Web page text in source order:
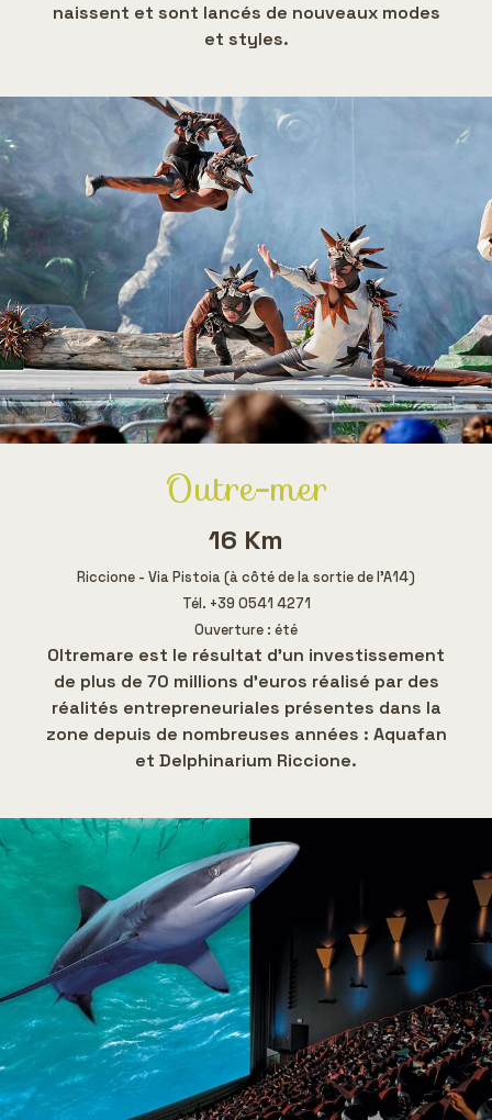
naissent et sont lancés de nouveaux modes
et styles.
Outre-mer
16 Km
Riccione - Via Pistoia (à côté de la sortie de l'A14)
Tél. +39 0541 4271
Ouverture : été
Oltremare est le résultat d'un investissement
de plus de 70 millions d'euros réalisé par des
réalités entrepreneuriales présentes dans la
zone depuis de nombreuses années : Aquafan
et Delphinarium Riccione.